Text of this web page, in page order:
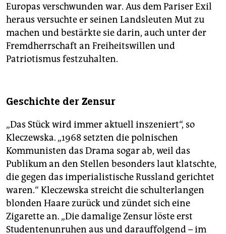
Europas verschwunden war. Aus dem Pariser Exil
heraus versuchte er seinen Landsleuten Mut zu
machen und bestärkte sie darin, auch unter der
Fremdherrschaft an Freiheitswillen und
Patriotismus festzuhalten.
Geschichte der Zensur
„Das Stück wird immer aktuell inszeniert“, so
Kleczewska. „1968 setzten die polnischen
Kommunisten das Drama sogar ab, weil das
Publikum an den Stellen besonders laut klatschte,
die gegen das imperialistische Russland gerichtet
waren.“ Kleczewska streicht die schulterlangen
blonden Haare zurück und zündet sich eine
Zigarette an. „Die damalige Zensur löste erst
Studentenunruhen aus und darauffolgend – im